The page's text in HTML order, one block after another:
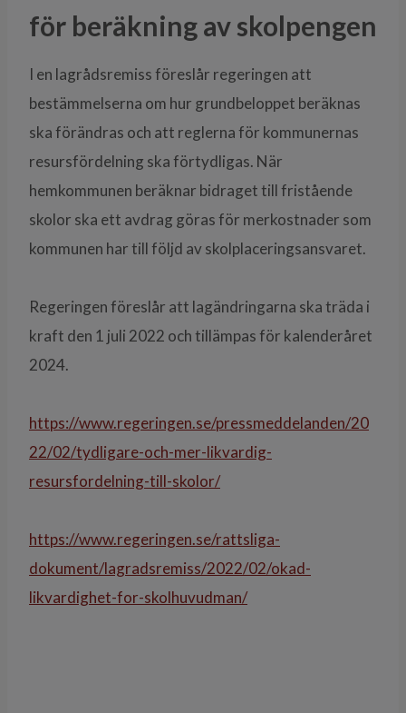
för beräkning av skolpengen
I en lagrådsremiss föreslår regeringen att
bestämmelserna om hur grundbeloppet beräknas
ska förändras och att reglerna för kommunernas
resursfördelning ska förtydligas. När
hemkommunen beräknar bidraget till fristående
skolor ska ett avdrag göras för merkostnader som
kommunen har till följd av skolplaceringsansvaret.
Regeringen föreslår att lagändringarna ska träda i
kraft den 1 juli 2022 och tillämpas för kalenderåret
2024.
https://www.regeringen.se/pressmeddelanden/20
22/02/tydligare-och-mer-likvardig-
resursfordelning-till-skolor/
https://www.regeringen.se/rattsliga-
dokument/lagradsremiss/2022/02/okad-
likvardighet-for-skolhuvudman/